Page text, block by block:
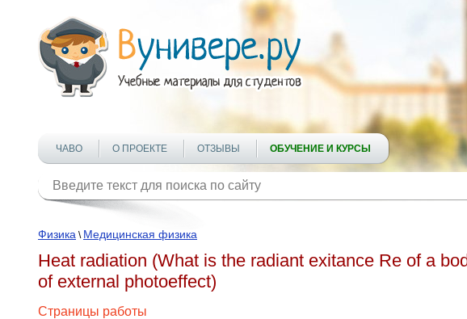
ЧАВО О ПРОЕКТЕ ОТЗЫВЫ ОБУЧЕНИЕ И КУРСЫ
Физика \ Медицинская физика
Heat radiation (What is the radiant exitance Re of a
of external photoeffect)
Страницы работы